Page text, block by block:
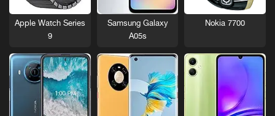
Nokia 7700
Samsung Galaxy
A05s
Apple Watch Series
9